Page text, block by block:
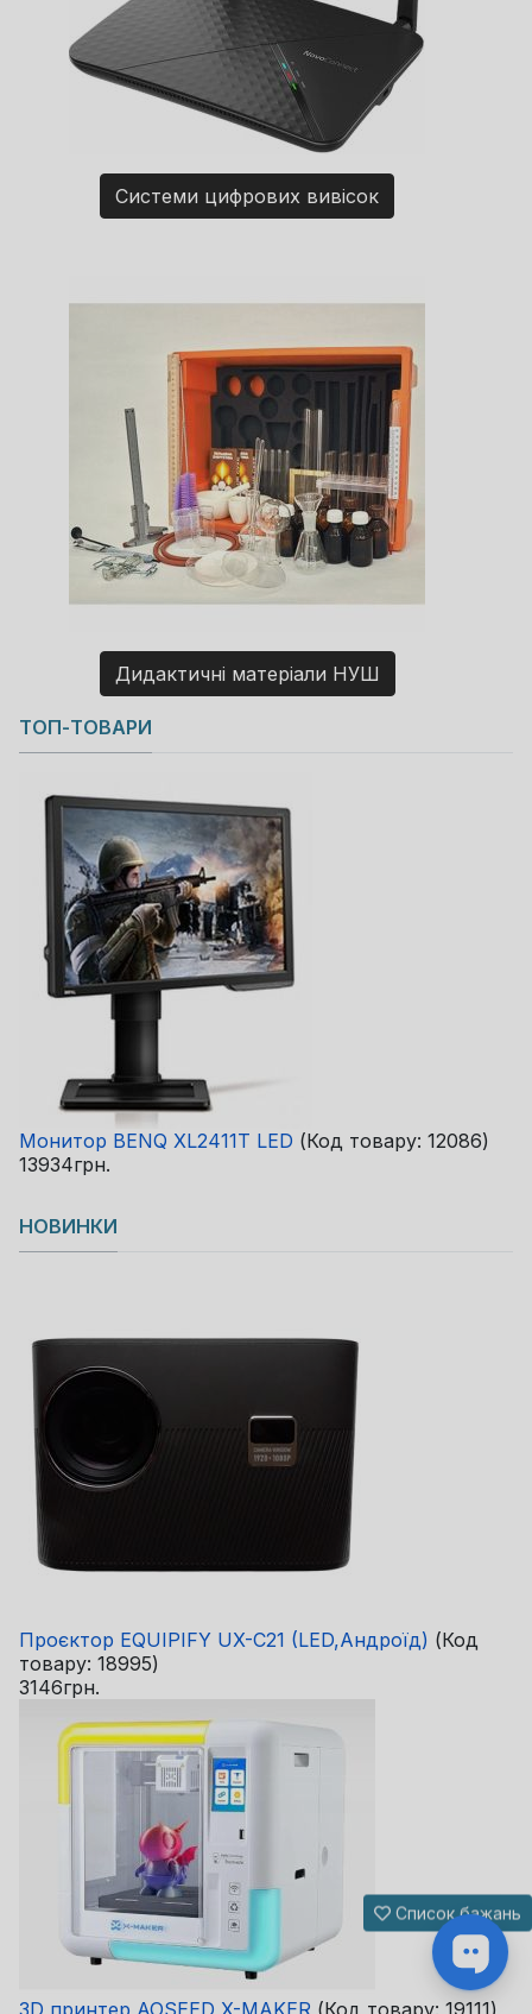
Системи цифрових вивісок
Дидактичні матеріали НУШ
Copyright MAXXmarketing GmbH
JoomShopping Download & Support
ТОП-ТОВАРИ
Монитор BENQ XL2411T LED (Код товару: 12086)
13934грн.
НОВИНКИ
Проєктор EQUIPIFY UX-C21 (LED,Андроїд) (Код
товару: 18995)
3146грн.
3D принтер AOSEED X-MAKER (Код товару: 19111)
Список бажань